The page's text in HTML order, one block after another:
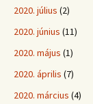
2020. július (2)
2020. június (11)
2020. május (1)
2020. április (7)
2020. március (4)